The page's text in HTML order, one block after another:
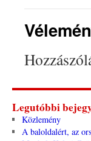
Legutóbbi
Közlemény
A baloldalért, az